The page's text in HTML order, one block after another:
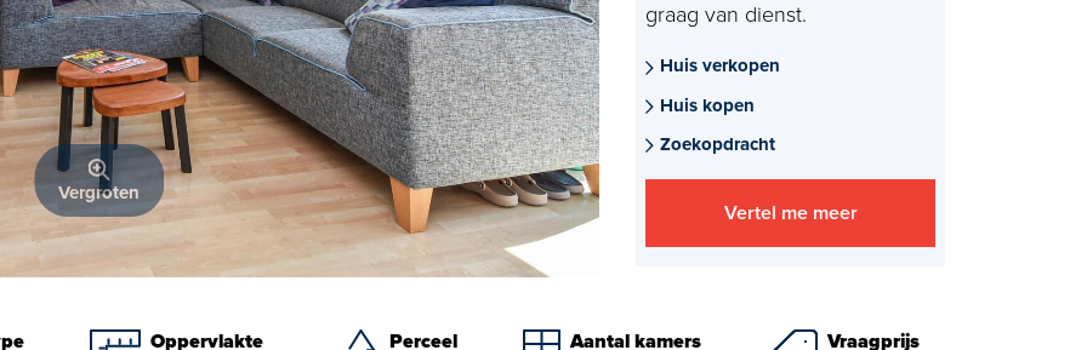
Vergroten
graag van dienst.
Huis verkopen
Huis kopen
Zoekopdracht
Vertel me meer
Oppervlakte Perceel Aantal kamers Vraagprijs